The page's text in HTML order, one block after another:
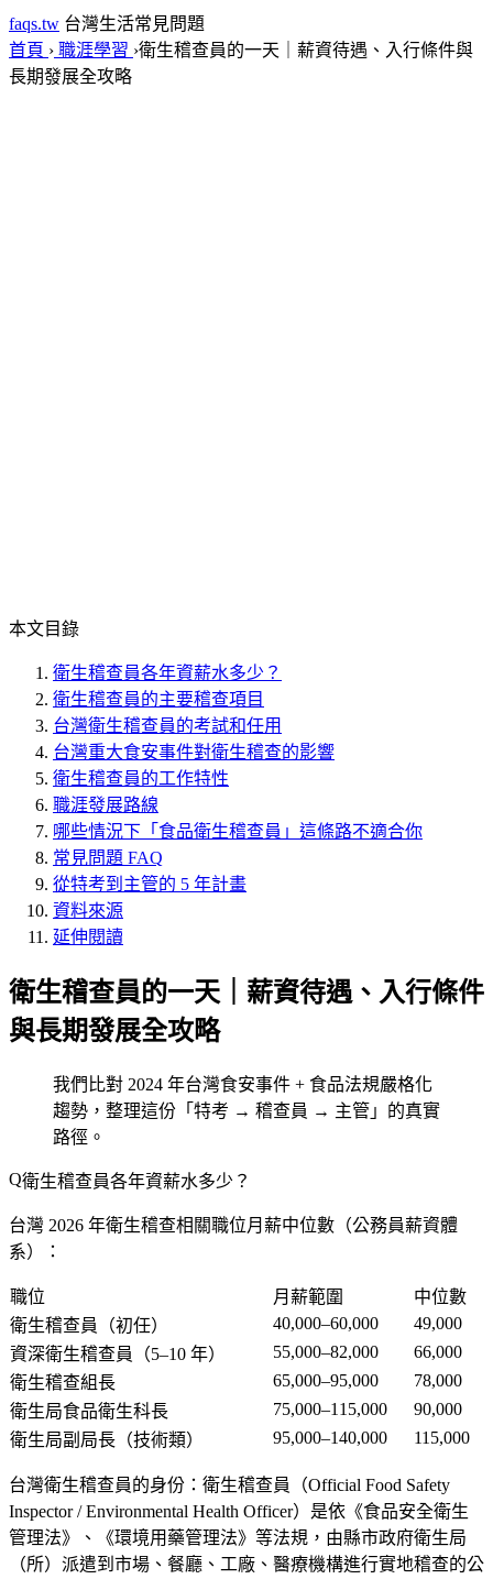
faqs.tw 台灣生活常見問題
首頁 › 職涯學習 ›衛生稽查員的一天｜薪資待遇、入行條件與
長期發展全攻略
本文目錄
衛生稽查員各年資薪水多少？
衛生稽查員的主要稽查項目
台灣衛生稽查員的考試和任用
台灣重大食安事件對衛生稽查的影響
衛生稽查員的工作特性
職涯發展路線
哪些情況下「食品衛生稽查員」這條路不適合你
常見問題 FAQ
從特考到主管的 5 年計畫
資料來源
延伸閱讀
衛生稽查員的一天｜薪資待遇、入行條件
與長期發展全攻略
我們比對 2024 年台灣食安事件 + 食品法規嚴格化
趨勢，整理這份「特考 → 稽查員 → 主管」的真實
路徑。
衛生稽查員各年資薪水多少？
台灣 2026 年衛生稽查相關職位月薪中位數（公務員薪資體
系）：
職位 月薪範圍
中位數
衛生稽查員（初任）
40,000–60,000
49,000
資深衛生稽查員（5–10 年）
55,000–82,000
66,000
衛生稽查組長
65,000–95,000
78,000
衛生局食品衛生科長
75,000–115,000
90,000
衛生局副局長（技術類）
95,000–140,000 115,000
台灣衛生稽查員的身份 ：衛生稽查員（Official Food Safety
Inspector / Environmental Health Officer）是依《食品安全衛生
管理法》、《環境用藥管理法》等法規，由縣市政府衛生局
（所）派遣到市場、餐廳、工廠、醫療機構進行實地稽查的公